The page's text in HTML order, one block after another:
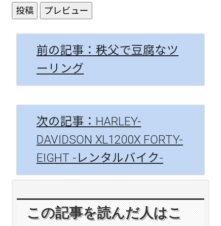
前の記事：秩父で豆腐なツ
ーリング
次の記事：HARLEY-
DAVIDSON XL1200X FORTY-
EIGHT -レンタルバイク-
この記事を読んだ人はこ